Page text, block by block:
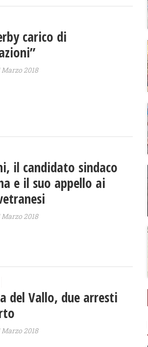
carico di
Marzo 2018
il candidato sindaco
e il suo appello ai
Marzo 2018
del Vallo, due arresti
Marzo 2018